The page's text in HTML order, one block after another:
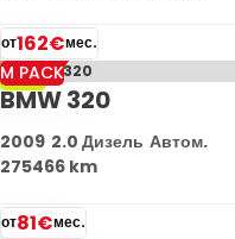
от162€мес.
-13%
M PACK
BMW 320
2009 2.0 Дизель Автом.
275466 km
от81€мес.